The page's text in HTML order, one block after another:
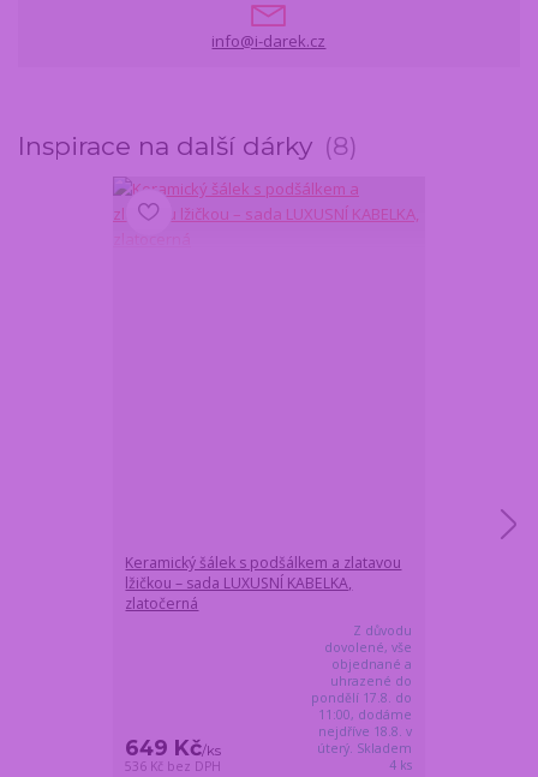
info@i-darek.cz
Inspirace na další dárky 8
Keramický šálek s podšálkem a zlatavou
lžičkou – sada LUXUSNÍ KABELKA,
zlatočerná
649 Kč/ks
536 Kč bez DPH
Z důvodu
dovolené, vše
objednané a
uhrazené do
pondělí 17.8. do
11:00, dodáme
nejdříve 18.8. v
úterý. Skladem
4 ks